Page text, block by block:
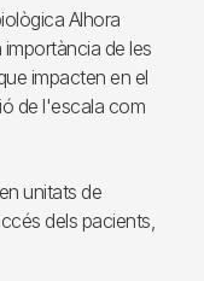
Alhora
de les
impacten en el
de l'escala com
unitats de
dels pacients,